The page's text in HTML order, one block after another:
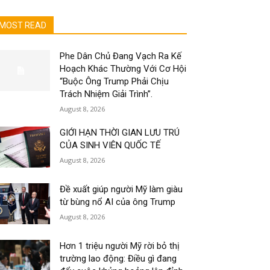
READ
Phe Dân Chủ Đang Vạch Ra Kế
Hoạch Khác Thường Với Cơ Hội
“Buộc Ông Trump Phải Chịu
Trách Nhiệm Giải Trình”.
August 8, 2026
GIỚI HẠN THỜI GIAN LƯU TRÚ
CỦA SINH VIÊN QUỐC TẾ
August 8, 2026
Đề xuất giúp người Mỹ làm giàu
từ bùng nổ AI của ông Trump
August 8, 2026
Hơn 1 triệu người Mỹ rời bỏ thị
trường lao động: Điều gì đang